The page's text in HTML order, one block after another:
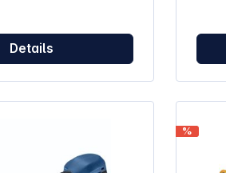
Stahl hergestellt und
und langlebig. Dieses
Zurückschneiden von
Bäumen, Hecken
Klingen:
Farbe: schwarz/orange
Details
%